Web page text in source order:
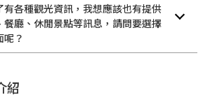
有各種觀光資訊，我想應該也有提供
餐廳、休閒景點等訊息，請問要選擇
呢？
紹